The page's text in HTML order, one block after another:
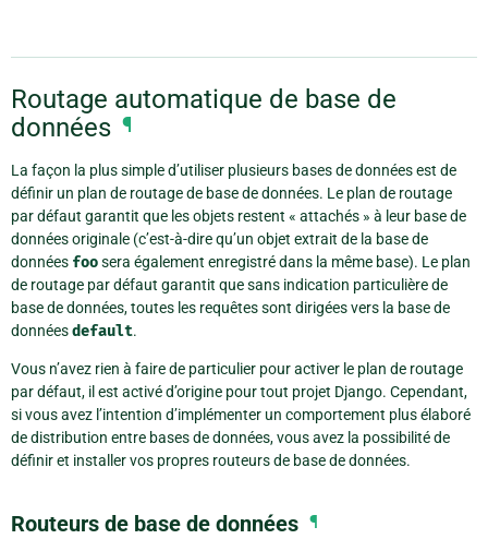
Routage automatique de base de
données ¶
La façon la plus simple d’utiliser plusieurs bases de données est de
définir un plan de routage de base de données. Le plan de routage
par défaut garantit que les objets restent « attachés » à leur base de
données originale (c’est-à-dire qu’un objet extrait de la base de
données foosera également enregistré dans la même base). Le plan
de routage par défaut garantit que sans indication particulière de
base de données, toutes les requêtes sont dirigées vers la base de
donnéesdefault.
Vous n’avez rien à faire de particulier pour activer le plan de routage
par défaut, il est activé d’origine pour tout projet Django. Cependant,
si vous avez l’intention d’implémenter un comportement plus élaboré
de distribution entre bases de données, vous avez la possibilité de
définir et installer vos propres routeurs de base de données.
Routeurs de base de données ¶